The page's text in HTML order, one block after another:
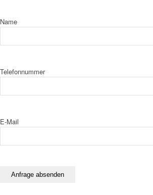
Name
Telefonnummer
E-Mail